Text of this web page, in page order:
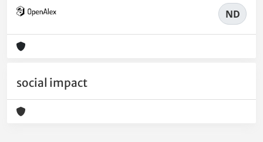
ND
social impact